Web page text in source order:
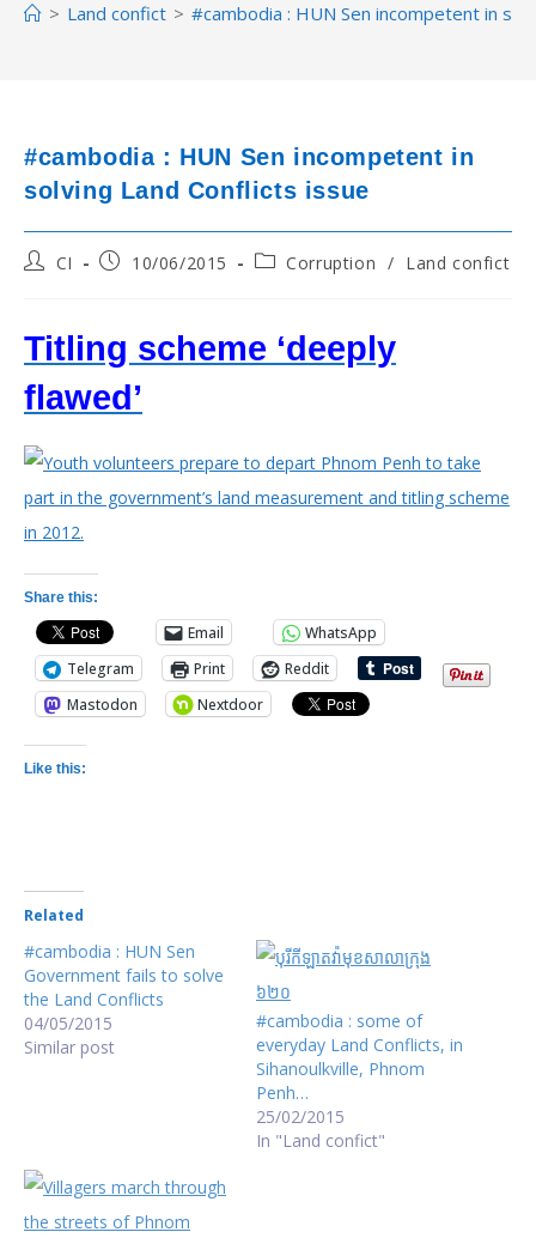
> Land confict > #cambodia : HUN Sen incompetent in
#cambodia : HUN Sen incompetent in
solving Land Conflicts issue
PostCI
Post10/06/2015
PostCorruption / Land confict
Titling scheme ‘deeply
flawed’
Share this:
Email
WhatsApp
Telegram
Print
Reddit
Mastodon
Nextdoor
Like this:
Related
#cambodia : HUN Sen
Government fails to solve
the Land Conflicts
04/05/2015
Similar post
#cambodia : some of
everyday Land Conflicts, in
Sihanoulkville, Phnom
Penh…
25/02/2015
In "Land confict"